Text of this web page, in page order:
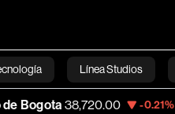
Línea Studios
English-0.21% Apple 310.94